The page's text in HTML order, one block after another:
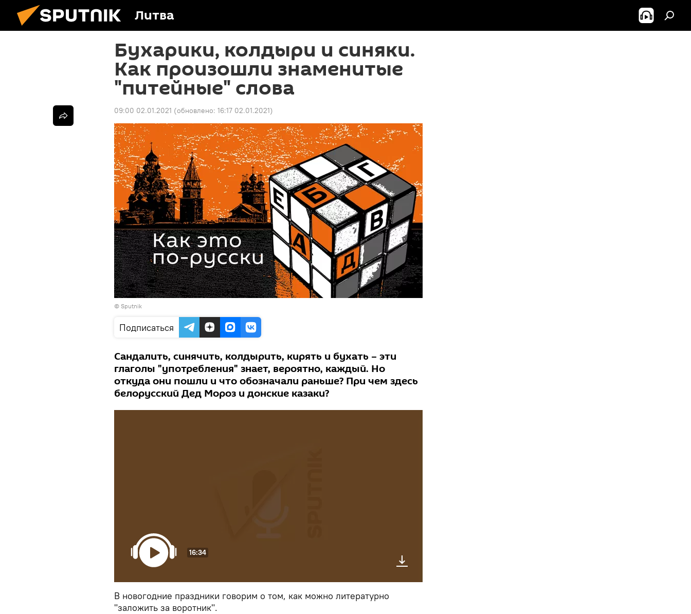
Литва
Бухарики, колдыри и синяки.
Как произошли знаменитые
"питейные" слова
09:00 02.01.2021 (обновлено: 16:17 02.01.2021)
© Sputnik
Подписаться
Сандалить, синячить, колдырить, кирять и бухать – эти
глаголы "употребления" знает, вероятно, каждый. Но
откуда они пошли и что обозначали раньше? При чем здесь
белорусский Дед Мороз и донские казаки?
16:34
В новогодние праздники говорим о том, как можно литературно
"заложить за воротник".